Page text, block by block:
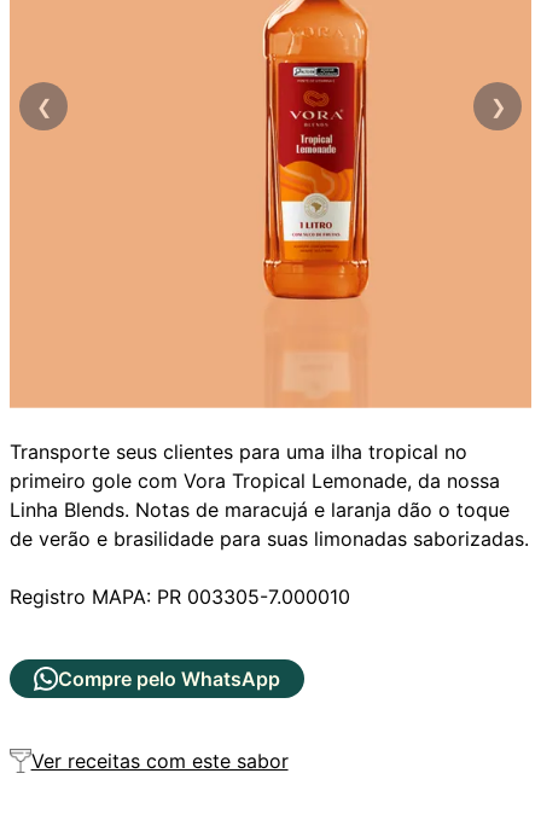
❮ ❯
Transporte seus clientes para uma ilha tropical no
primeiro gole com Vora Tropical Lemonade, da nossa
Linha Blends. Notas de maracujá e laranja dão o toque
de verão e brasilidade para suas limonadas saborizadas.
Registro MAPA: PR 003305-7.000010
Compre pelo WhatsApp
Ver receitas com este sabor